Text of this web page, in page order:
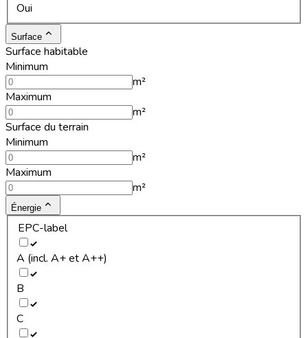
Oui
Surface
Surface habitable
Minimum
m²
Maximum
m²
Surface du terrain
Minimum
m²
Maximum
m²
Énergie
EPC-label
A (incl. A+ et A++)
B
C